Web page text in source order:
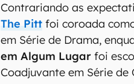
Contrariando as
The Pitt foi coroada
em Série de Drama,
em Algum Lugar foi
Coadjuvante em Série de